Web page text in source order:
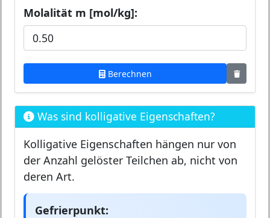
Molalität m [mol/kg]:
Berechnen
Was sind kolligative Eigenschaften?
Kolligative Eigenschaften hängen nur von
der Anzahl gelöster Teilchen ab, nicht von
deren Art.
Gefrierpunkt: